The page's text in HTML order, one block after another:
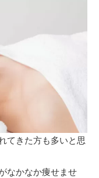
てきた方も多いと思
なかなか痩せませ